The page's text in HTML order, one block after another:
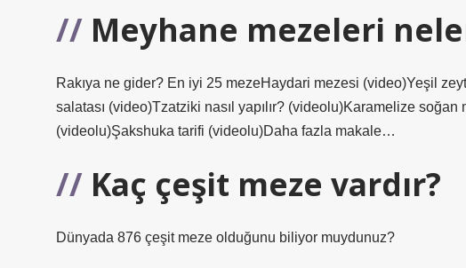
Meyhane mezeleri
Rakıya ne gider? En iyi 25 mezeHaydari mezesi (video)Yeşil
salatası (video)Tzatziki nasıl yapılır? (videolu)Karamelize
(videolu)Şakshuka tarifi (videolu)Daha fazla makale…
Kaç çeşit meze vardır?
Dünyada 876 çeşit meze olduğunu biliyor muydunuz?